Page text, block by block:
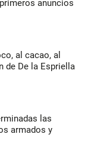
anuncios
al cacao, al
de De la Espriella
las
armados y